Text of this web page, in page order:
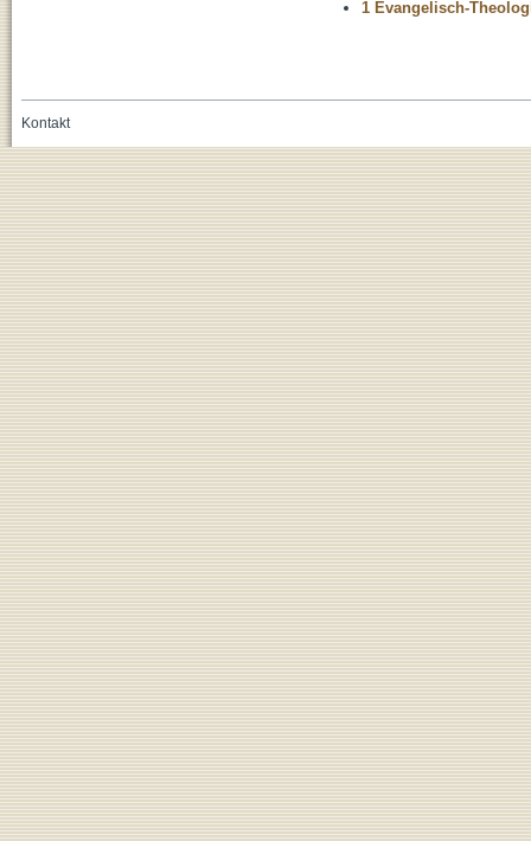
1 Evangelisch-
Kontakt